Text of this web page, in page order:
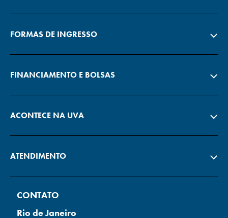
FORMAS DE INGRESSO
FINANCIAMENTO E BOLSAS
ACONTECE NA UVA
ATENDIMENTO
CONTATO
Rio de Janeiro